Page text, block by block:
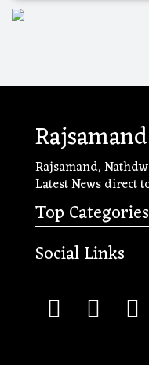
Rajsamand,
Latest News direct
Top Categories
Social Links